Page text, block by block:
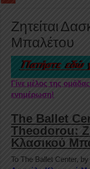
Ζητείται
Μπαλέτου
Γίνε μέλος της
ενημέρωση!
The Ballet
Theodorou:
Κλασικού
Το The Ballet Center,